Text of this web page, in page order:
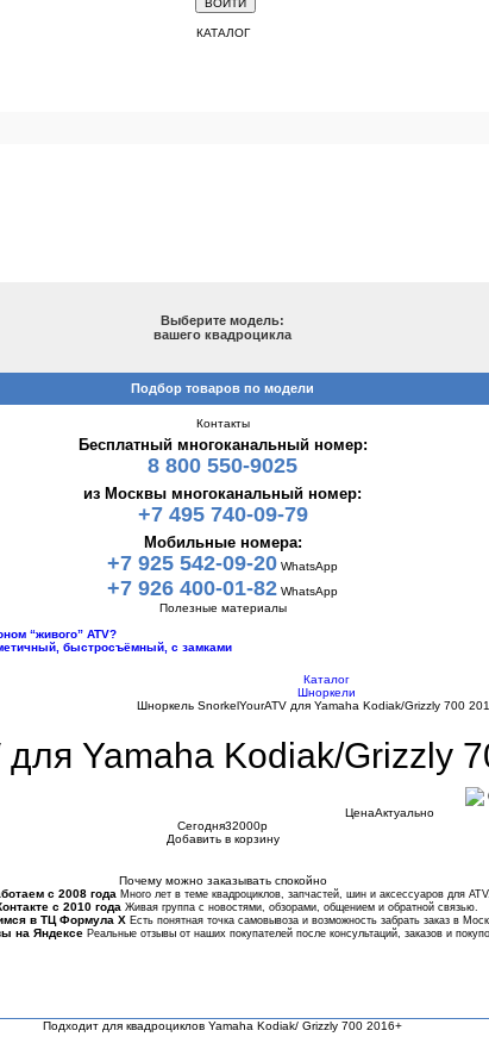
КАТАЛОГ
Выберите модель:
вашего квадроцикла
Подбор товаров по модели
Контакты
Бесплатный многоканальный номер:
8 800 550-9025
из Москвы многоканальный номер:
+7 495 740-09-79
Мобильные номера:
+7 925 542-09-20 WhatsApp
+7 926 400-01-82 WhatsApp
Полезные материалы
“живого” ATV?
быстросъёмный, с замками
Каталог
Шноркели
Шноркель SnorkelYourATV для Yamaha Kodiak/Grizzly 700
Yamaha Kodiak/Grizzly
ЦенаАктуально
Сегодня32000p
Добавить в корзину
Почему можно заказывать спокойно
с 2008 года Много лет в теме квадроциклов, запчастей, шин и аксессуаров для ATV.
с 2010 года Живая группа с новостями, обзорами, общением и обратной связью.
в ТЦ Формула Х Есть понятная точка самовывоза и возможность забрать заказ в
на Яндексе Реальные отзывы от наших покупателей после консультаций, заказов и
Подходит для квадроциклов Yamaha Kodiak/ Grizzly 700 2016+